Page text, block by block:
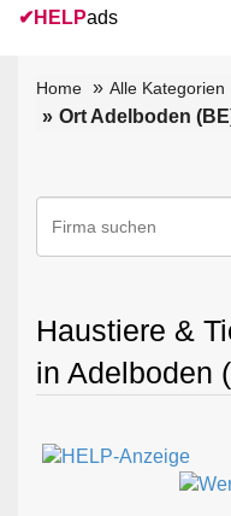
✔ HELPads
Home Alle Kategorien
Ort Adelboden
Haustiere &
in Adelboden